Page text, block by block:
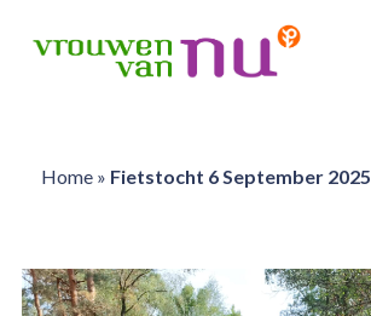
Home» Fietstocht 6 September 2025